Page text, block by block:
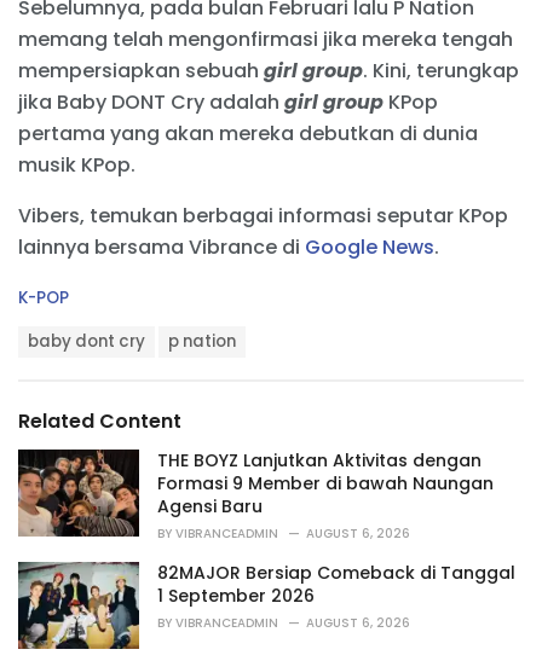
https://t.co/44kbDB1VaL#BabyDONTCry#BDC
pic.twitter.com/CYOTzNpDyh
— Baby DONT Cry (@BabyDONTCry_BDC)
8, 2025
Sebelumnya, pada bulan Februari lalu P Nation
memang telah mengonfirmasi jika mereka tengah
mempersiapkan sebuah girl group. Kini, terungkap
jika Baby DONT Cry adalah girl group KPop
pertama yang akan mereka debutkan di dunia
musik KPop.
Vibers, temukan berbagai informasi seputar KPop
lainnya bersama Vibrance di Google News.
C
r
i
e
s
:
K-POP
:
baby dont cry p nation
Related Content
THE BOYZ Lanjutkan Aktivitas dengan
Formasi 9 Member di bawah Naungan
Agensi Baru
BY VIBRANCEADMIN AUGUST 6, 2026
82MAJOR Bersiap Comeback di Tanggal
1 September 2026
BY VIBRANCEADMIN AUGUST 6, 2026